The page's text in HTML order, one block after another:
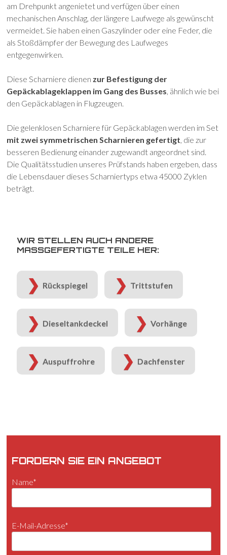
am Drehpunkt angenietet und verfügen über einen
mechanischen Anschlag, der längere Laufwege als gewünscht
vermeidet. Sie haben einen Gaszylinder oder eine Feder, die
als Stoßdämpfer der Bewegung des Laufweges
entgegenwirken.
Diese Scharniere dienen zur Befestigung der
Gepäckablageklappen im Gang des Busses, ähnlich wie bei
den Gepäckablagen in Flugzeugen.
Die gelenklosen Scharniere für Gepäckablagen werden im Set
mit zwei symmetrischen Scharnieren gefertigt, die zur
besseren Bedienung einander zugewandt angeordnet sind.
Die Qualitätsstudien unseres Prüfstands haben ergeben, dass
die Lebensdauer dieses Scharniertyps etwa 45000 Zyklen
beträgt.
WIR STELLEN AUCH ANDERE
MASSGEFERTIGTE TEILE HER:
Rückspiegel Trittstufen
Dieseltankdeckel Vorhänge
Auspuffrohre Dachfenster
FORDERN SIE EIN ANGEBOT
Name*
E-Mail-Adresse*